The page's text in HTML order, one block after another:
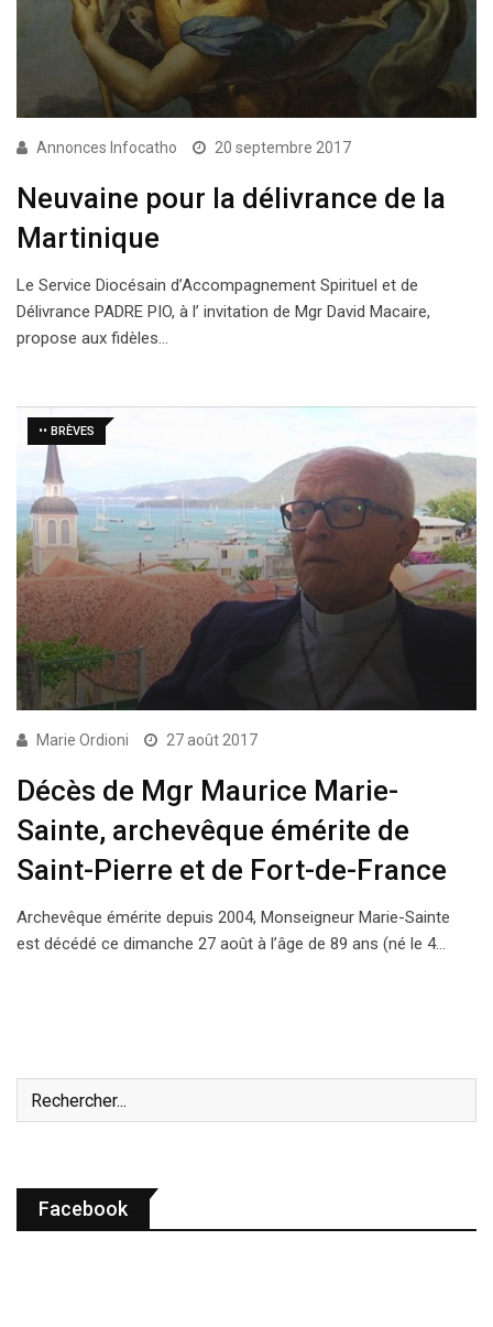
Annonces Infocatho 20 septembre 2017
Neuvaine pour la délivrance de la
Martinique
Le Service Diocésain d’Accompagnement Spirituel et de
Délivrance PADRE PIO, à l’ invitation de Mgr David Macaire,
propose aux fidèles…
•• BRÈVES
Marie Ordioni 27 août 2017
Décès de Mgr Maurice Marie-
Sainte, archevêque émérite de
Saint-Pierre et de Fort-de-France
Archevêque émérite depuis 2004, Monseigneur Marie-Sainte
est décédé ce dimanche 27 août à l’âge de 89 ans (né le 4…
Facebook